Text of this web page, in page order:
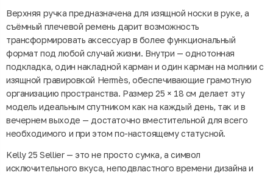
Верхняя ручка предназначена для изящной носки в руке, а
съёмный плечевой ремень дарит возможность
трансформировать аксессуар в более функциональный
формат под любой случай жизни. Внутри — однотонная
подкладка, один накладной карман и один карман на молнии с
изящной гравировкой Hermès, обеспечивающие грамотную
организацию пространства. Размер 25 × 18 см делает эту
модель идеальным спутником как на каждый день, так и в
вечернем выходе — достаточно вместительной для всего
необходимого и при этом по-настоящему статусной.
Kelly 25 Sellier — это не просто сумка, а символ
исключительного вкуса, неподвластного времени дизайна и